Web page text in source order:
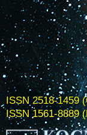
ISSN 2518-1459
ISSN 1561-8889